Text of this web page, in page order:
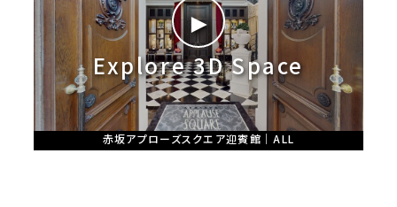
►
Explore 3D Space
赤坂アプローズスクエア迎賓館｜ALL